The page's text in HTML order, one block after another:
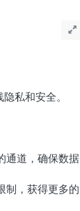
私和安全。
通道，确保数据
制，获得更多的